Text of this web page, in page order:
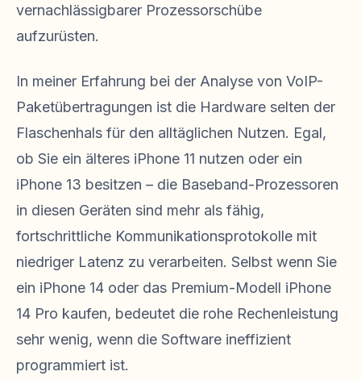
vernachlässigbarer Prozessorschübe
aufzurüsten.
In meiner Erfahrung bei der Analyse von VoIP-
Paketübertragungen ist die Hardware selten der
Flaschenhals für den alltäglichen Nutzen. Egal,
ob Sie ein älteres iPhone 11 nutzen oder ein
iPhone 13 besitzen – die Baseband-Prozessoren
in diesen Geräten sind mehr als fähig,
fortschrittliche Kommunikationsprotokolle mit
niedriger Latenz zu verarbeiten. Selbst wenn Sie
ein iPhone 14 oder das Premium-Modell iPhone
14 Pro kaufen, bedeutet die rohe Rechenleistung
sehr wenig, wenn die Software ineffizient
programmiert ist.